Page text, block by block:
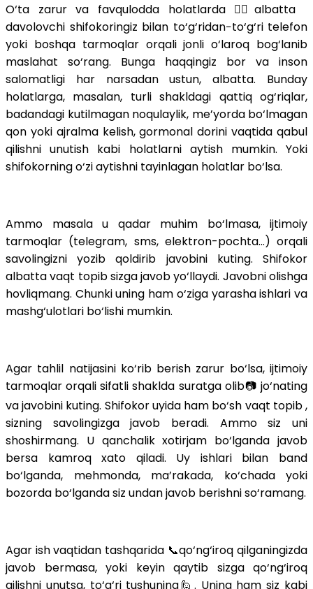
O‘ta zarur va favqulodda holatlarda 🤦‍♀️albatta
davolovchi shifokoringiz bilan to‘g‘ridan−to‘g‘ri telefon
yoki boshqa tarmoqlar orqali jonli o‘laroq bog‘lanib
maslahat so‘rang. Bunga haqqingiz bor va inson
salomatligi har narsadan ustun, albatta. Bunday
holatlarga, masalan, turli shakldagi qattiq og‘riqlar,
badandagi kutilmagan noqulaylik, me’yorda bo‘lmagan
qon yoki ajralma kelish, gormonal dorini vaqtida qabul
qilishni unutish kabi holatlarni aytish mumkin. Yoki
shifokorning o‘zi aytishni tayinlagan holatlar bo‘lsa.
Ammo masala u qadar muhim bo‘lmasa, ijtimoiy
tarmoqlar (telegram, sms, elektron-pochta...) orqali
savolingizni yozib qoldirib javobini kuting. Shifokor
albatta vaqt topib sizga javob yo‘llaydi. Javobni olishga
hovliqmang. Chunki uning ham o‘ziga yarasha ishlari va
mashg‘ulotlari bo‘lishi mumkin.
Agar tahlil natijasini ko‘rib berish zarur bo‘lsa, ijtimoiy
tarmoqlar orqali sifatli shaklda suratga olib📷 jo‘nating
va javobini kuting. Shifokor uyida ham bo‘sh vaqt topib ,
sizning savolingizga javob beradi. Ammo siz uni
shoshirmang. U qanchalik xotirjam bo‘lganda javob
bersa kamroq xato qiladi. Uy ishlari bilan band
bo‘lganda, mehmonda, ma’rakada, ko‘chada yoki
bozorda bo‘lganda siz undan javob berishni so‘ramang.
Agar ish vaqtidan tashqarida 📞qo‘ng‘iroq qilganingizda
javob bermasa, yoki keyin qaytib sizga qo‘ng‘iroq
qilishni unutsa, to‘g‘ri tushuning🙋. Uning ham siz kabi